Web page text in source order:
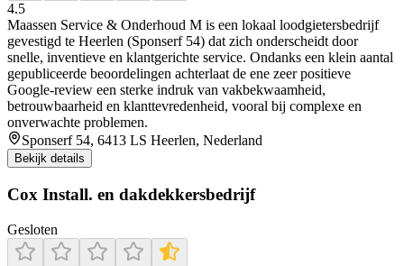
4.5
Maassen Service & Onderhoud M is een lokaal loodgietersbedrijf
gevestigd te Heerlen (Sponserf 54) dat zich onderscheidt door
snelle, inventieve en klantgerichte service. Ondanks een klein aantal
gepubliceerde beoordelingen achterlaat de ene zeer positieve
Google-review een sterke indruk van vakbekwaamheid,
betrouwbaarheid en klanttevredenheid, vooral bij complexe en
onverwachte problemen.
Sponserf 54, 6413 LS Heerlen, Nederland
Bekijk details
Cox Install. en dakdekkersbedrijf
Gesloten